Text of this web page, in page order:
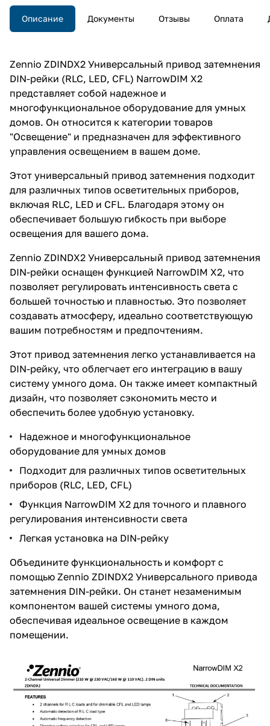
Описание Документы Отзывы Оплата
Zennio ZDINDX2 Универсальный привод затемнения
DIN-рейки (RLC, LED, CFL) NarrowDIM X2
представляет собой надежное и
многофункциональное оборудование для умных
домов. Он относится к категории товаров
"Освещение" и предназначен для эффективного
управления освещением в вашем доме.
Этот универсальный привод затемнения подходит
для различных типов осветительных приборов,
включая RLC, LED и CFL. Благодаря этому он
обеспечивает большую гибкость при выборе
освещения для вашего дома.
Zennio ZDINDX2 Универсальный привод затемнения
DIN-рейки оснащен функцией NarrowDIM X2, что
позволяет регулировать интенсивность света с
большей точностью и плавностью. Это позволяет
создавать атмосферу, идеально соответствующую
вашим потребностям и предпочтениям.
Этот привод затемнения легко устанавливается на
DIN-рейку, что облегчает его интеграцию в вашу
систему умного дома. Он также имеет компактный
дизайн, что позволяет сэкономить место и
обеспечить более удобную установку.
Надежное и многофункциональное
оборудование для умных домов
Подходит для различных типов осветительных
приборов (RLC, LED, CFL)
Функция NarrowDIM X2 для точного и плавного
регулирования интенсивности света
Легкая установка на DIN-рейку
Объедините функциональность и комфорт с
помощью Zennio ZDINDX2 Универсального привода
затемнения DIN-рейки. Он станет незаменимым
компонентом вашей системы умного дома,
обеспечивая идеальное освещение в каждом
помещении.